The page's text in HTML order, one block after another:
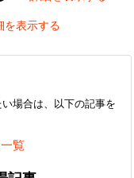
を表示する
場合は、以下の記事を
覧